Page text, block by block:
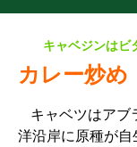
キャベジンは
カレー炒め
キャベツはアブ
洋沿岸に原種が